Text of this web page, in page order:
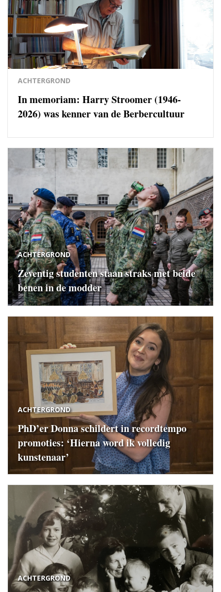
ACHTERGROND
In memoriam: Harry Stroomer (1946-
2026) was kenner van de Berbercultuur
ACHTERGROND
Zeventig studenten staan straks met beide
benen in de modder
ACHTERGROND
PhD’er Donna schildert in recordtempo
promoties: ‘Hierna word ik volledig
kunstenaar’
ACHTERGROND